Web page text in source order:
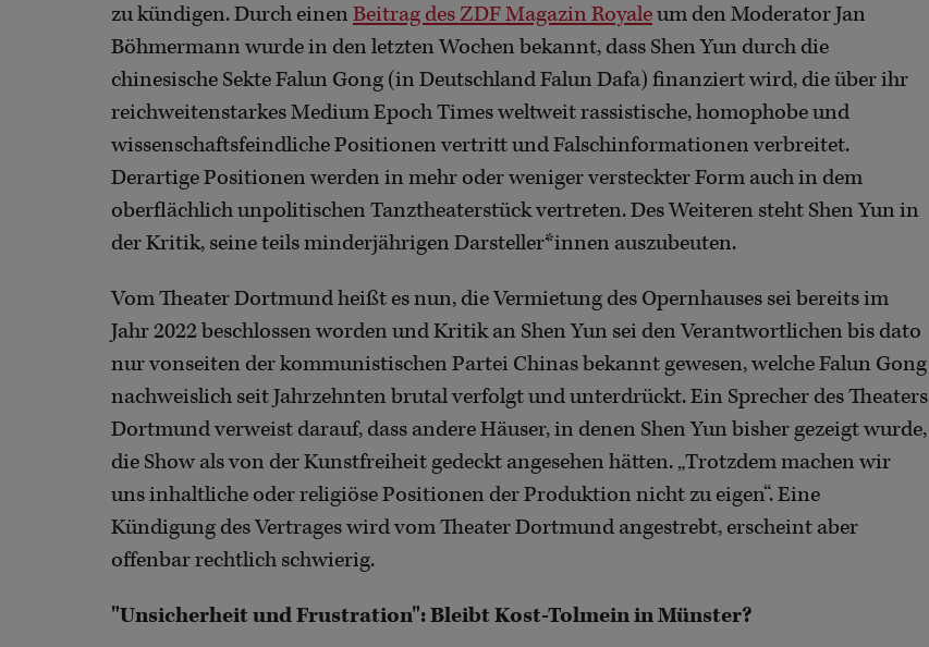
zu kündigen. Durch einen Beitrag des ZDF Magazin Royaleum den Moderator Jan
Böhmermann wurde in den letzten Wochen bekannt, dass Shen Yun durch die
chinesische Sekte Falun Gong (in Deutschland Falun Dafa) finanziert wird, die über ihr
reichweitenstarkes Medium Epoch Times weltweit rassistische, homophobe und
wissenschaftsfeindliche Positionen vertritt und Falschinformationen verbreitet.
Derartige Positionen werden in mehr oder weniger versteckter Form auch in dem
oberflächlich unpolitischen Tanztheaterstück vertreten. Des Weiteren steht Shen Yun in
der Kritik, seine teils minderjährigen Darsteller*innen auszubeuten.
Vom Theater Dortmund heißt es nun, die Vermietung des Opernhauses sei bereits im
Jahr 2022 beschlossen worden und Kritik an Shen Yun sei den Verantwortlichen bis dato
nur vonseiten der kommunistischen Partei Chinas bekannt gewesen, welche Falun Gong
nachweislich seit Jahrzehnten brutal verfolgt und unterdrückt. Ein Sprecher des Theaters
Dortmund verweist darauf, dass andere Häuser, in denen Shen Yun bisher gezeigt wurde,
die Show als von der Kunstfreiheit gedeckt angesehen hätten. „Trotzdem machen wir
uns inhaltliche oder religiöse Positionen der Produktion nicht zu eigen“. Eine
Kündigung des Vertrages wird vom Theater Dortmund angestrebt, erscheint aber
offenbar rechtlich schwierig.
"Unsicherheit und Frustration": Bleibt Kost-Tolmein in Münster?